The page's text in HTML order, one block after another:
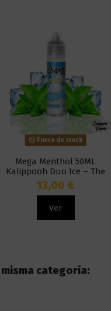
Fuera de stock
Mega Menthol 50ML
Duo Ice – The
Alchemist Juice
13,00 €
categoría: